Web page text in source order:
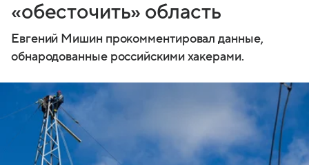
«обесточить» область
Евгений Мишин прокомментировал данные,
обнародованные российскими хакерами.